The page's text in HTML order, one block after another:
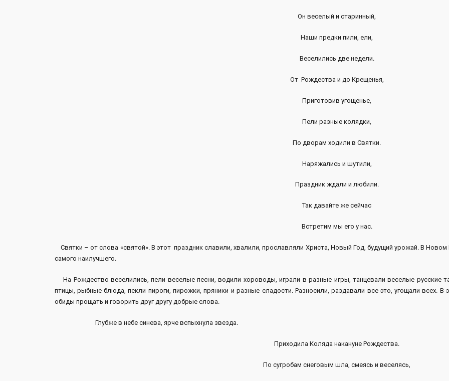
Он веселый и старинный,
Наши предки пили, ели,
Веселились две недели.
От Рождества и до Крещенья,
Приготовив угощенье,
Пели разные колядки,
По дворам ходили в Святки.
Наряжались и шутили,
Праздник ждали и любили.
Так давайте же сейчас
Встретим мы его у нас.
Святки – от слова «святой». В этот праздник славили, хвалили, прославляли Христа, Новый Год, будущий урожай. В Новом
самого наилучшего.
На Рождество веселились, пели веселые песни, водили хороводы, играли в разные игры, танцевали веселые русские
птицы, рыбные блюда, пекли пироги, пирожки, пряники и разные сладости. Разносили, раздавали все это, угощали всех. В
обиды прощать и говорить друг другу добрые слова.
Глубже в небе синева, ярче вспыхнула звезда.
Приходила Коляда накануне Рождества.
По сугробам снеговым шла, смеясь и веселясь,